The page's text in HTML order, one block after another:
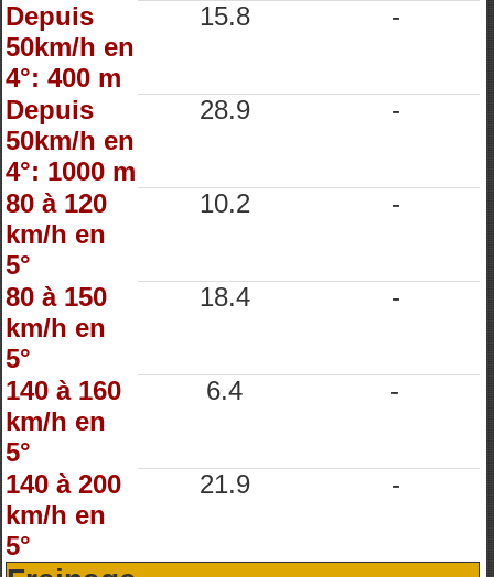
Depuis
50km/h en
4°: 400 m
15.8 -
Depuis
50km/h en
4°: 1000 m
28.9 -
80 à 120
km/h en
5°
10.2 -
80 à 150
km/h en
5°
18.4 -
140 à 160
km/h en
5°
6.4 -
140 à 200
km/h en
5°
21.9 -